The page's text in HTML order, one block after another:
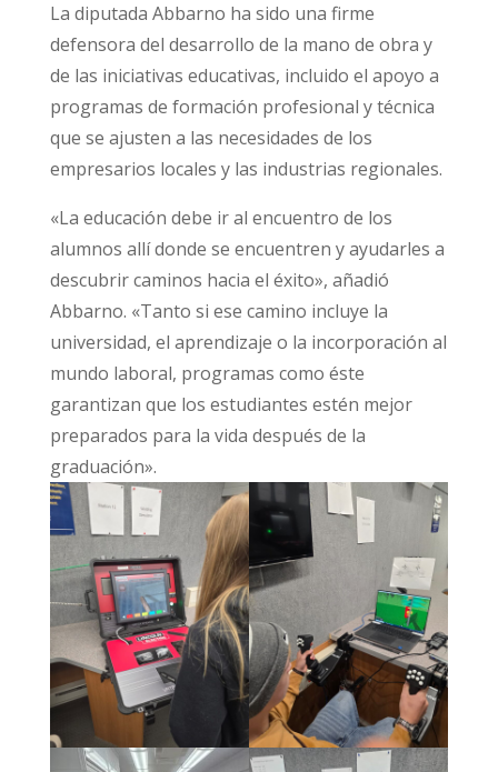
La diputada Abbarno ha sido una firme
defensora del desarrollo de la mano de obra y
de las iniciativas educativas, incluido el apoyo a
programas de formación profesional y técnica
que se ajusten a las necesidades de los
empresarios locales y las industrias regionales.
«La educación debe ir al encuentro de los
alumnos allí donde se encuentren y ayudarles a
descubrir caminos hacia el éxito», añadió
Abbarno. «Tanto si ese camino incluye la
universidad, el aprendizaje o la incorporación al
mundo laboral, programas como éste
garantizan que los estudiantes estén mejor
preparados para la vida después de la
graduación».